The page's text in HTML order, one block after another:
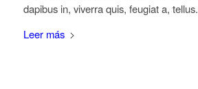
dapibus in, viverra quis, feugiat a, tellus.
Leer más